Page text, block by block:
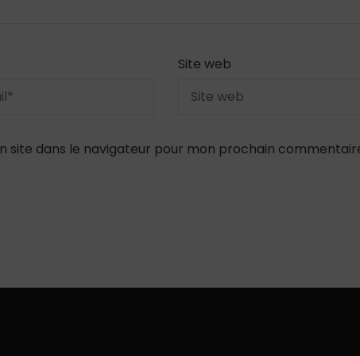
Site web
site dans le navigateur pour mon prochain